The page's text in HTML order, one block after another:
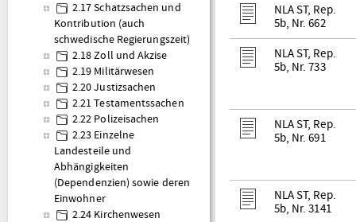
2.17 Schatzsachen und
Kontribution (auch
schwedische Regierungszeit)
2.18 Zoll und Akzise
2.19 Militärwesen
2.20 Justizsachen
2.21 Testamentssachen
2.22 Polizeisachen
2.23 Einzelne
Landesteile und
Abhängigkeiten
(Dependenzien) sowie deren
Einwohner
2.24 Kirchenwesen
NLA ST, Rep.
5b, Nr. 662
NLA ST, Rep.
5b, Nr. 733
NLA ST, Rep.
5b, Nr. 691
NLA ST, Rep.
5b, Nr. 3141